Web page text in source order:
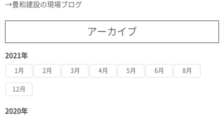
豊和建設の現場ブログ
アーカイブ
2021年
1月 2月 3月 4月 5月 6月 8月
12月
2020年